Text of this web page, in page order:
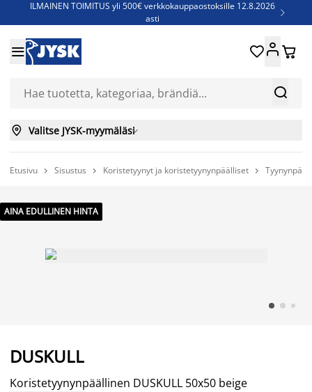
ILMAINEN TOIMITUS yli 500€ verkkokauppaostoksille 12.8.2026
asti

Jenkkisänkyjä - Säästä jopa 60%


 
 Valitse JYSK-myymäläsi
Etusivu  Sisustus  Koristetyynyt ja koristetyynynpäälliset 
AINA EDULLINEN HINTA
DUSKULL
Koristetyynynpäällinen DUSKULL 50x50 beige